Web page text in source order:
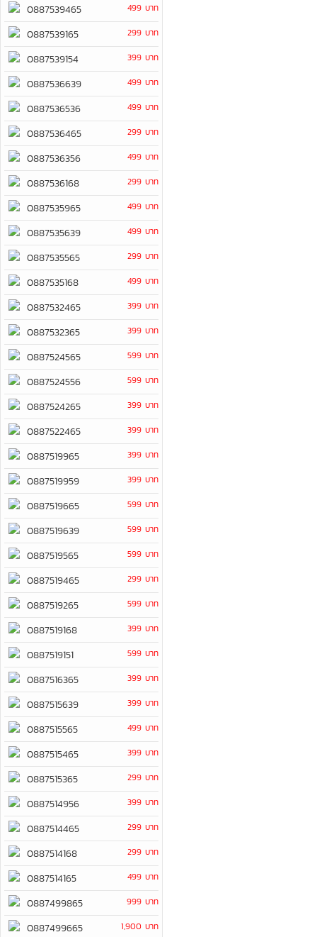
0887539465 499 บาท
0887539165 299 บาท
0887539154 399 บาท
0887536639 499 บาท
0887536536 499 บาท
0887536465 299 บาท
0887536356 499 บาท
0887536168 299 บาท
0887535965 499 บาท
0887535639 499 บาท
0887535565 299 บาท
0887535168 499 บาท
0887532465 399 บาท
0887532365 399 บาท
0887524565 599 บาท
0887524556 599 บาท
0887524265 399 บาท
0887522465 399 บาท
0887519965 399 บาท
0887519959 399 บาท
0887519665 599 บาท
0887519639 599 บาท
0887519565 599 บาท
0887519465 299 บาท
0887519265 599 บาท
0887519168 399 บาท
0887519151 599 บาท
0887516365 399 บาท
0887515639 399 บาท
0887515565 499 บาท
0887515465 399 บาท
0887515365 299 บาท
0887514956 399 บาท
0887514465 299 บาท
0887514168 299 บาท
0887514165 499 บาท
0887499865 999 บาท
0887499665 1,900 บาท